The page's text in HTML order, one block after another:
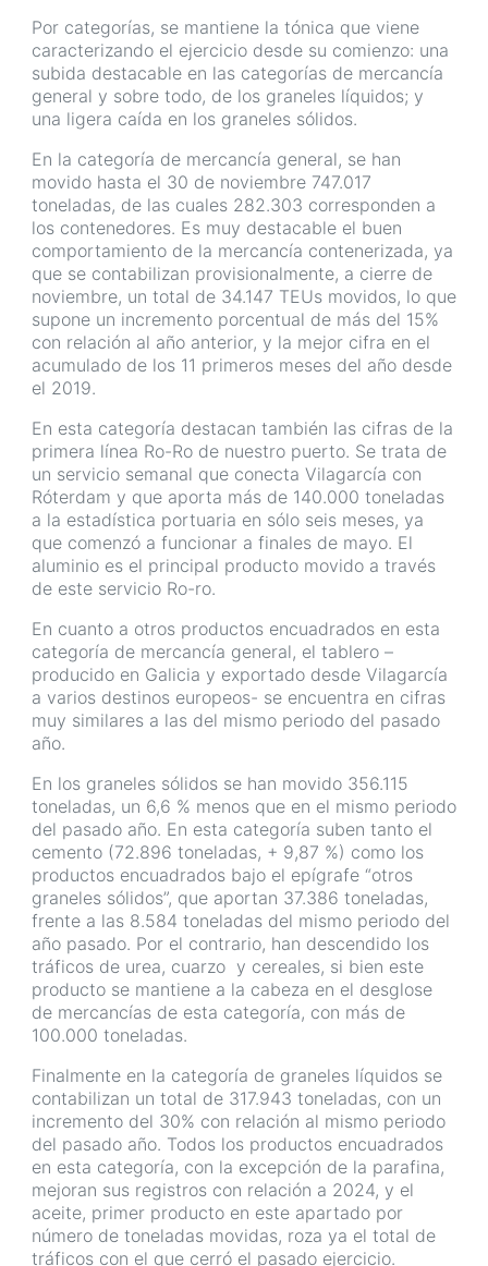
Por categorías, se mantiene la tónica que viene
caracterizando el ejercicio desde su comienzo: una
subida destacable en las categorías de mercancía
general y sobre todo, de los graneles líquidos; y
una ligera caída en los graneles sólidos.
En la categoría de mercancía general, se han
movido hasta el 30 de noviembre 747.017
toneladas, de las cuales 282.303 corresponden a
los contenedores. Es muy destacable el buen
comportamiento de la mercancía contenerizada, ya
que se contabilizan provisionalmente, a cierre de
noviembre, un total de 34.147 TEUs movidos, lo que
supone un incremento porcentual de más del 15%
con relación al año anterior, y la mejor cifra en el
acumulado de los 11 primeros meses del año desde
el 2019.
En esta categoría destacan también las cifras de la
primera línea Ro-Ro de nuestro puerto. Se trata de
un servicio semanal que conecta Vilagarcía con
Róterdam y que aporta más de 140.000 toneladas
a la estadística portuaria en sólo seis meses, ya
que comenzó a funcionar a finales de mayo. El
aluminio es el principal producto movido a través
de este servicio Ro-ro.
En cuanto a otros productos encuadrados en esta
categoría de mercancía general, el tablero –
producido en Galicia y exportado desde Vilagarcía
a varios destinos europeos- se encuentra en cifras
muy similares a las del mismo periodo del pasado
año.
En los graneles sólidos se han movido 356.115
toneladas, un 6,6 % menos que en el mismo periodo
del pasado año. En esta categoría suben tanto el
cemento (72.896 toneladas, + 9,87 %) como los
productos encuadrados bajo el epígrafe “otros
graneles sólidos”, que aportan 37.386 toneladas,
frente a las 8.584 toneladas del mismo periodo del
año pasado. Por el contrario, han descendido los
tráficos de urea, cuarzo y cereales, si bien este
producto se mantiene a la cabeza en el desglose
de mercancías de esta categoría, con más de
100.000 toneladas.
Finalmente en la categoría de graneles líquidos se
contabilizan un total de 317.943 toneladas, con un
incremento del 30% con relación al mismo periodo
del pasado año. Todos los productos encuadrados
en esta categoría, con la excepción de la parafina,
mejoran sus registros con relación a 2024, y el
aceite, primer producto en este apartado por
número de toneladas movidas, roza ya el total de
tráficos con el que cerró el pasado ejercicio.